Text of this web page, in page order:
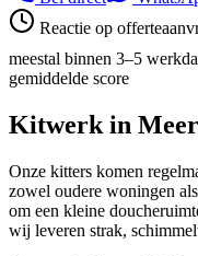
Reactie op
meestal binnen 3–5
gemiddelde score
Kitwerk in
Onze kitters komen
zowel oudere woningen
om een kleine
wij leveren strak,